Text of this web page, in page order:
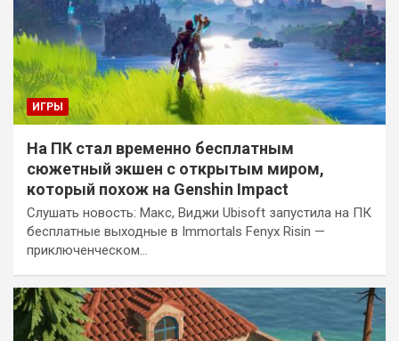
ИГРЫ
На ПК стал временно бесплатным
сюжетный экшен с открытым миром,
который похож на Genshin Impact
Слушать новость: Макс, Виджи Ubisoft запустила на ПК
бесплатные выходные в Immortals Fenyx Risin —
приключенческом…